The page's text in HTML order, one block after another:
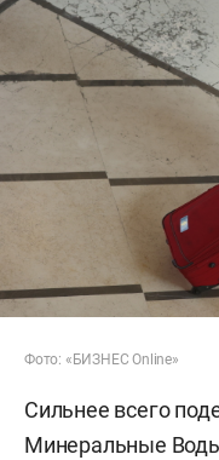
Фото: «БИЗНЕС Online»
Сильнее всего
Минеральные